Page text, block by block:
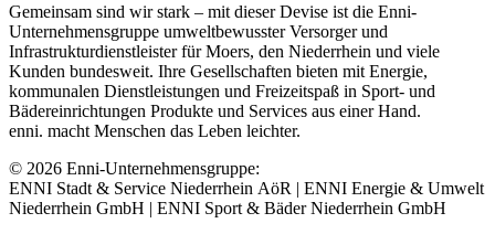
Gemeinsam sind wir stark – mit dieser Devise ist die Enni-
Unternehmensgruppe umweltbewusster Versorger und
Infrastrukturdienstleister für Moers, den Niederrhein und viele
Kunden bundesweit. Ihre Gesellschaften bieten mit Energie,
kommunalen Dienstleistungen und Freizeitspaß in Sport- und
Bädereinrichtungen Produkte und Services aus einer Hand.
enni. macht Menschen das Leben leichter.
© 2026 Enni-Unternehmensgruppe:
ENNI Stadt & Service Niederrhein AöR | ENNI Energie & Umwelt
Niederrhein GmbH | ENNI Sport & Bäder Niederrhein GmbH